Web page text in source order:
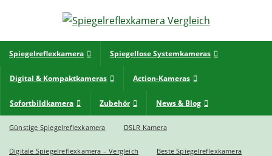
Spiegelreflexkamera Spiegellose Systemkameras
Digital & Kompaktkameras Action-Kameras
Sofortbildkamera Zubehör News & Blog
Günstige Spiegelreflexkamera DSLR Kamera
Digitale Spiegelreflexkamera – Vergleich Beste Spiegelreflexkamera